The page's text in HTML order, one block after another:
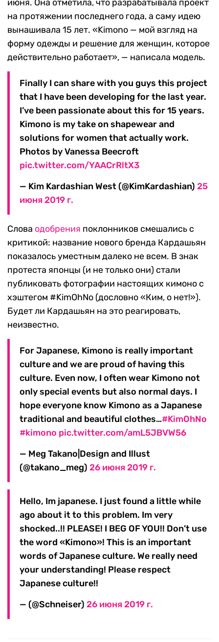
июня. Она отметила, что разрабатывала проект
на протяжении последнего года, а саму идею
вынашивала 15 лет. «Kimono — мой взгляд на
форму одежды и решение для женщин, которое
действительно работает», — написала модель.
Finally I can share with you guys this project
that I have been developing for the last year.
I’ve been passionate about this for 15 years.
Kimono is my take on shapewear and
solutions for women that actually work.
Photos by Vanessa Beecroft
pic.twitter.com/YAACrRltX3
— Kim Kardashian West (@KimKardashian) 25
июня 2019 г.
Слова одобрения поклонников смешались с
критикой: название нового бренда Кардашьян
показалось уместным далеко не всем. В знак
протеста японцы (и не только они) стали
публиковать фотографии настоящих кимоно с
хэштегом #KimOhNo (дословно «Ким, о нет!»).
Будет ли Кардашьян на это реагировать,
неизвестно.
For Japanese, Kimono is really important
culture and we are proud of having this
culture. Even now, I often wear Kimono not
only special events but also normal days. I
hope everyone know Kimono as a Japanese
traditional and beautiful clothes…#KimOhNo
#kimono pic.twitter.com/amL5JBVW56
— Meg Takano|Design and Illust
(@takano_meg) 26 июня 2019 г.
Hello, Im japanese. I just found a little while
ago about it to this problem. Im very
shocked..!! PLEASE! I BEG OF YOU!! Don’t use
the word «Kimono»! This is an important
words of Japanese culture. We really need
your understanding! Please respect
Japanese culture!!
— (@Schneiser) 26 июня 2019 г.